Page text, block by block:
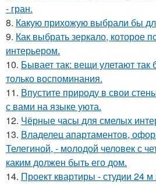
- гран.
8. Какую прихожую выбрали бы
9. Как выбрать зеркало, которое
интерьером.
10. Бывает так: вещи улетают так
только воспоминания.
11. Впустите природу в свои
с вами на языке уюта.
12. Чёрные часы для смелых
13. Владелец апартаментов,
Телегиной, - молодой человек с
каким должен быть его дом.
14. Проект квартиры - студии 24